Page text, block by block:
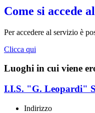
Come si accede
Per accedere al servizio è
Clicca qui
Luoghi in cui viene
I.I.S. "G. Leopardi"
Indirizzo